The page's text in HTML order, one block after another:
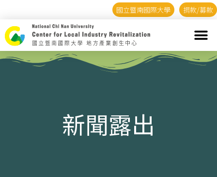
國立暨南國際大學 捐款/募款
新聞露出